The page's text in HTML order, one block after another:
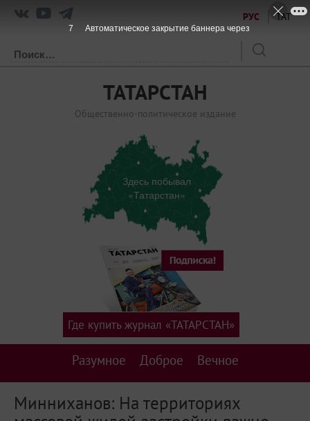
РУС ТАТ
ТАТАРСТАН
Общественно-политическое издание
Здесь побывал
«Татарстан»
Разумное Доброе Вечное
Где купить журнал «ТАТАРСТАН»
Минниханов: На территориях
7 Автоматическое закрытие баннера через